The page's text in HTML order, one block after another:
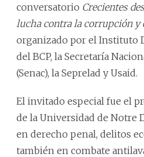
conversatorio Crecientes
lucha contra la corrupción y
organizado por el Instituto
del BCP, la Secretaría
(Senac), la Seprelad y Usaid.
El invitado especial fue el
de la Universidad de Notre
en derecho penal, delitos
también en combate